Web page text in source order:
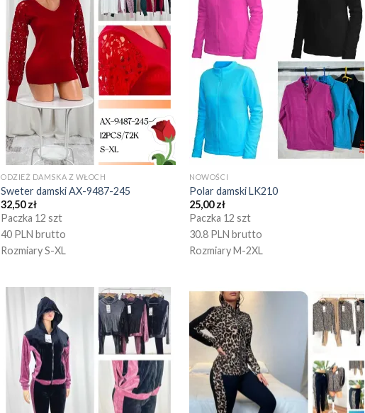
ODZIEŻ DAMSKA Z WŁOCH
Sweter damski AX-9487-245
32,50zł
Paczka 12 szt
40 PLN brutto
Rozmiary S-XL
NOWOŚCI
Polar damski LK210
25,00zł
Paczka 12 szt
30.8 PLN brutto
Rozmiary M-2XL